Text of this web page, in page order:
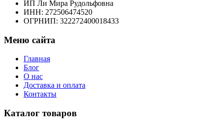
ИП Ли Мира Рудольфовна
ИНН: 272506474520
ОГРНИП: 322272400018433
Меню сайта
Главная
Блог
О нас
Доставка и оплата
Контакты
Каталог товаров